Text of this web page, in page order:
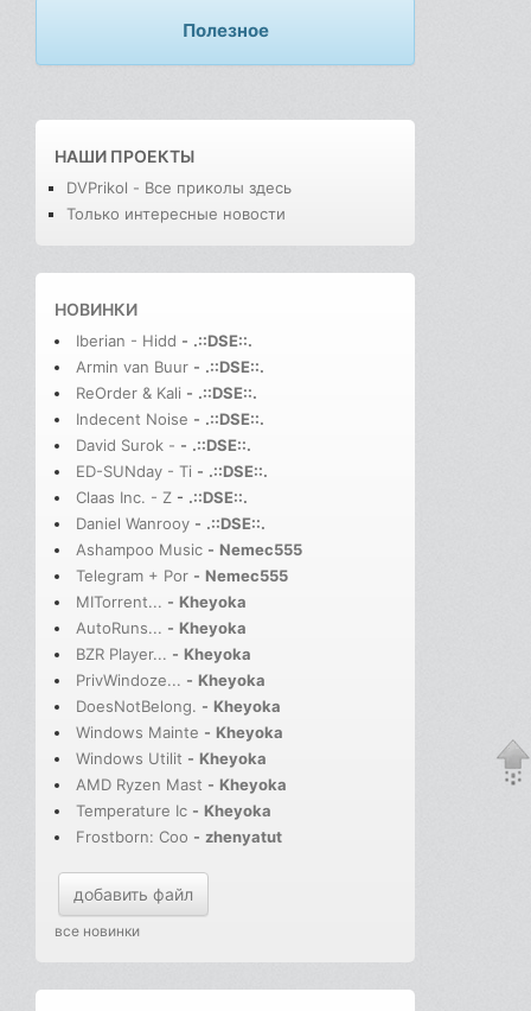
Полезное
НАШИ ПРОЕКТЫ
DVPrikol - Все приколы здесь
Только интересные новости
НОВИНКИ
Iberian - Hidd - .::DSE::.
Armin van Buur - .::DSE::.
ReOrder & Kali - .::DSE::.
Indecent Noise - .::DSE::.
David Surok - - .::DSE::.
ED-SUNday - Ti - .::DSE::.
Claas Inc. - Z - .::DSE::.
Daniel Wanrooy - .::DSE::.
Ashampoo Music - Nemec555
Telegram + Por - Nemec555
MITorrent... - Kheyoka
AutoRuns... - Kheyoka
BZR Player... - Kheyoka
PrivWindoze... - Kheyoka
DoesNotBelong. - Kheyoka
Windows Mainte - Kheyoka
Windows Utilit - Kheyoka
AMD Ryzen Mast - Kheyoka
Temperature Ic - Kheyoka
Frostborn: Coo - zhenyatut
добавить файл
все новинки